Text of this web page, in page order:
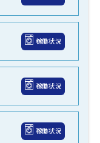
稼働状況
稼働状況
稼働状況